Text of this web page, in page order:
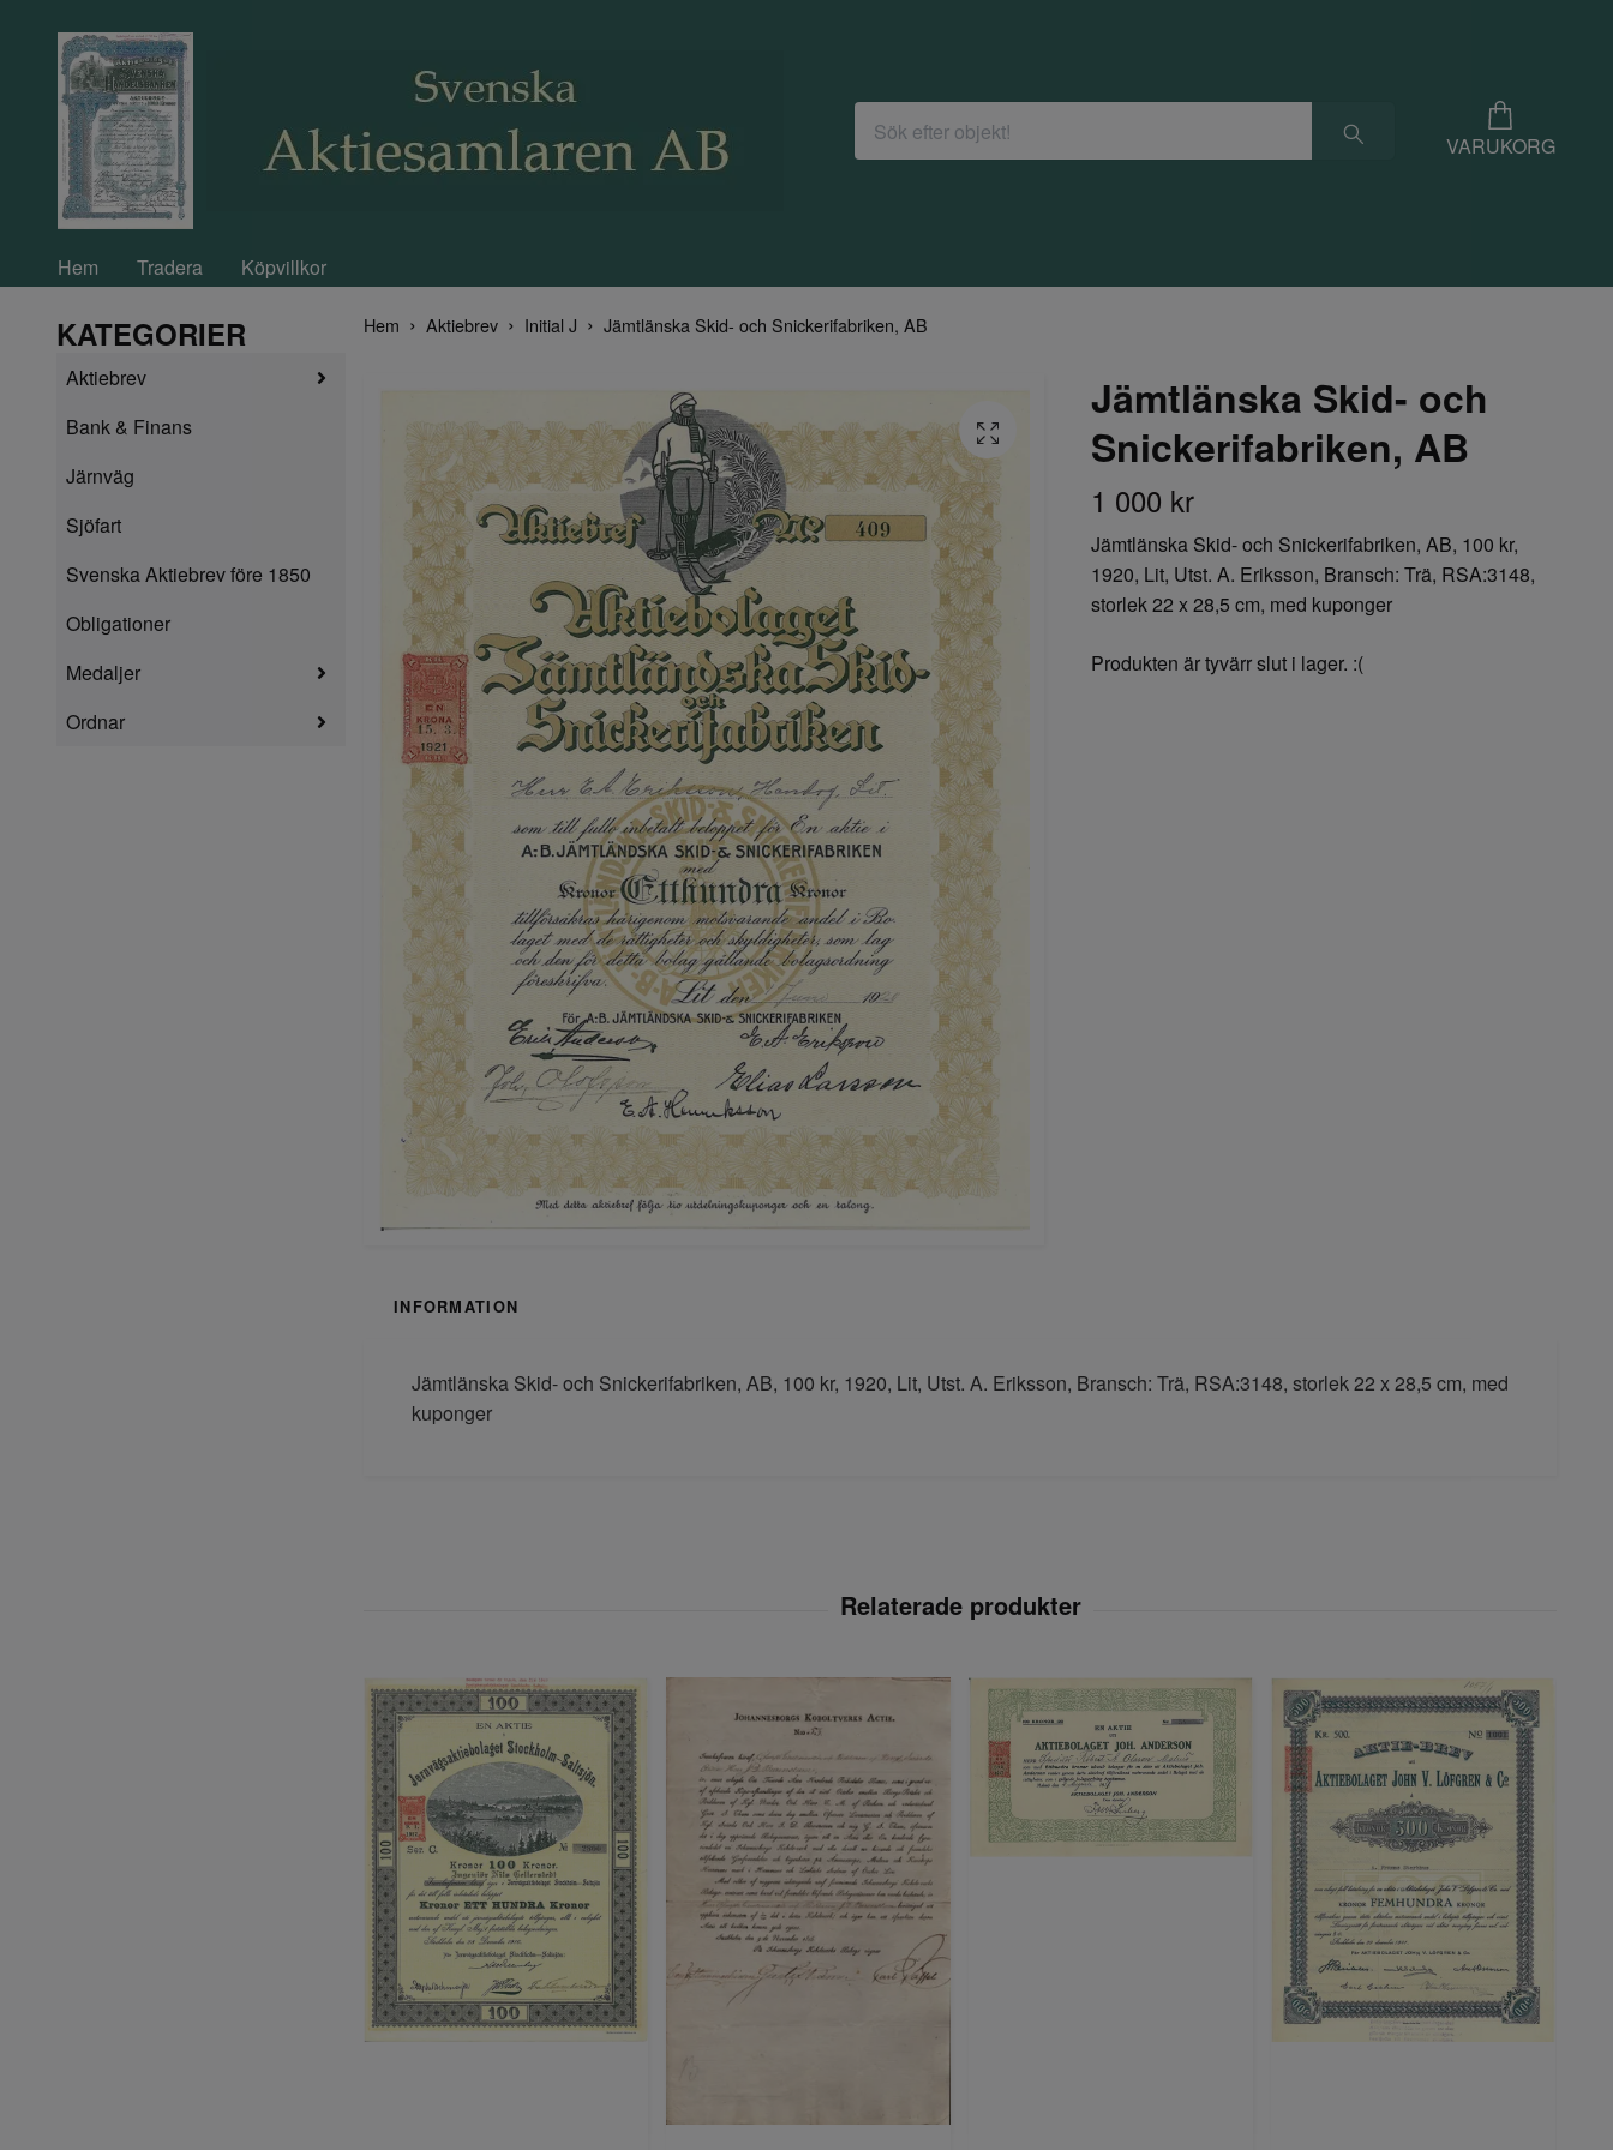
VARUKORG
Hem Tradera Köpvillkor
KATEGORIER
Aktiebrev
Bank & Finans
Järnväg
Sjöfart
Svenska Aktiebrev före 1850
Obligationer
Medaljer
Ordnar
Hem Aktiebrev Initial J Jämtlänska Skid- och Snickerifabriken, AB
Jämtlänska Skid- och
Snickerifabriken, AB
1 000 kr
Jämtlänska Skid- och Snickerifabriken, AB, 100 kr,
1920, Lit, Utst. A. Eriksson, Bransch: Trä, RSA:3148,
storlek 22 x 28,5 cm, med kuponger
Produkten är tyvärr slut i lager. :(
INFORMATION
Jämtlänska Skid- och Snickerifabriken, AB, 100 kr, 1920, Lit, Utst. A. Eriksson, Bransch: Trä, RSA:3148, storlek 22 x 28,5 cm, med
kuponger